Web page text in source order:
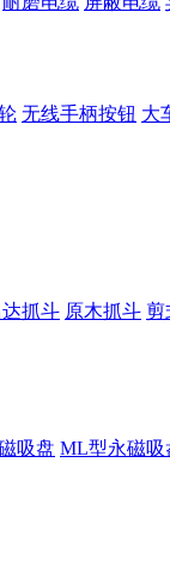
无线手柄按钮 大
抓斗 原木抓斗 剪
吸盘 ML型永磁吸